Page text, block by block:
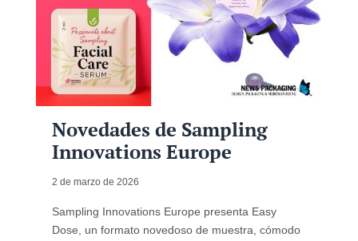
Novedades de Sampling
Innovations Europe
2 de marzo de 2026
Sampling Innovations Europe presenta Easy
Dose, un formato novedoso de muestra, cómodo